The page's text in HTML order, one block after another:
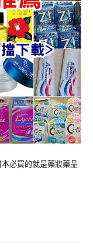
必買的就是藥妝藥品